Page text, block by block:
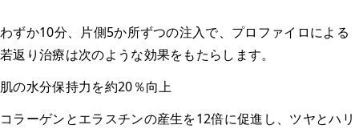
わずか10分、片側5か所ずつの注入で、プロファイロによる
若返り治療は次のような効果をもたらします。
肌の水分保持力を約20％向上
コラーゲンとエラスチンの産生を12倍に促進し、ツヤとハリ